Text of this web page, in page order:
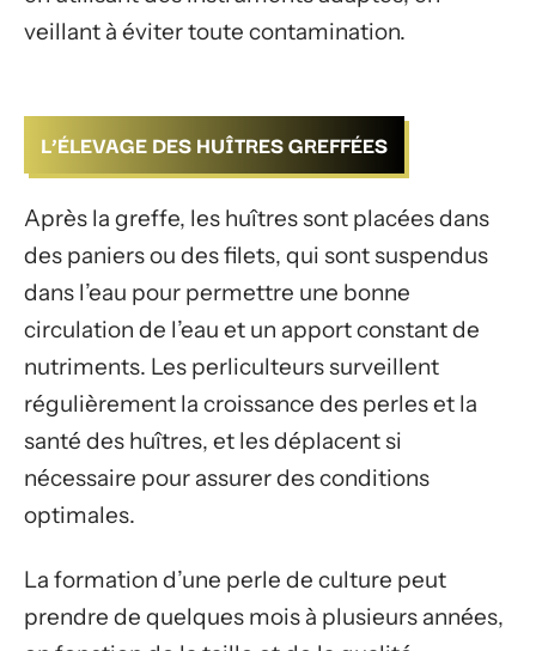
veillant à éviter toute contamination.
L’ÉLEVAGE DES HUÎTRES GREFFÉES
Après la greffe, les huîtres sont placées dans
des paniers ou des filets, qui sont suspendus
dans l’eau pour permettre une bonne
circulation de l’eau et un apport constant de
nutriments. Les perliculteurs surveillent
régulièrement la croissance des perles et la
santé des huîtres, et les déplacent si
nécessaire pour assurer des conditions
optimales.
La formation d’une perle de culture peut
prendre de quelques mois à plusieurs années,